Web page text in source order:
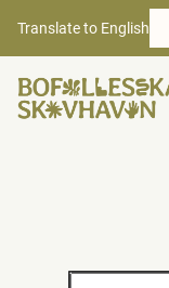
Translate to English